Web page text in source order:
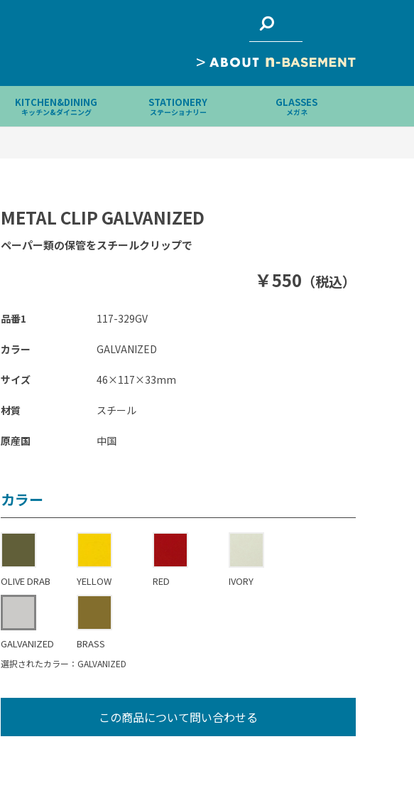
>
KITCHEN&DINING
キッチン&ダイニング
STATIONERY
ステーショナリー
GLASSES
メガネ
ペーパー類の保管をスチールクリップで
METAL CLIP GALVANIZED
￥550 （税込）
品番1 117-329GV
カラー GALVANIZED
サイズ 46×117×33mm
材質 スチール
原産国 中国
カラー
OLIVE DRAB YELLOW RED IVORY
GALVANIZED BRASS
選択されたカラー：GALVANIZED
この商品について問い合わせる